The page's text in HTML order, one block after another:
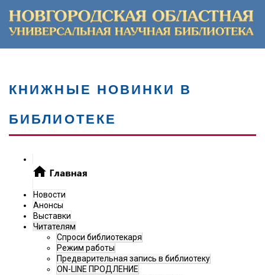
КНИЖНЫЕ НОВИНКИ В
БИБЛИОТЕКЕ
Новости
Анонсы
Выставки
Читателям
Спроси библиотекаря
Режим работы
Предварительная запись в библиотеку
ON-LINE ПРОДЛЕНИЕ